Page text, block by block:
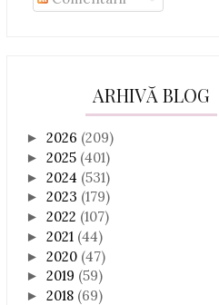
ARHIVĂ BLOG
► 2026 (209)
► 2025 (401)
► 2024 (531)
► 2023 (179)
► 2022 (107)
► 2021 (44)
► 2020 (47)
► 2019 (59)
► 2018 (69)